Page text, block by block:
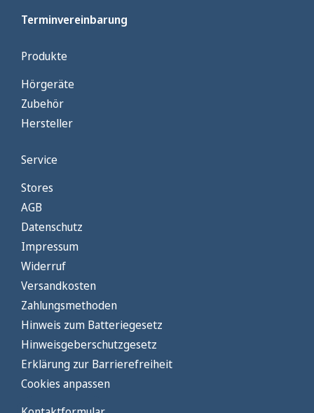
Terminvereinbarung
Produkte
Hörgeräte
Zubehör
Hersteller
Service
Stores
AGB
Datenschutz
Impressum
Widerruf
Versandkosten
Zahlungsmethoden
Hinweis zum Batteriegesetz
Hinweisgeberschutzgesetz
Erklärung zur Barrierefreiheit
Cookies anpassen